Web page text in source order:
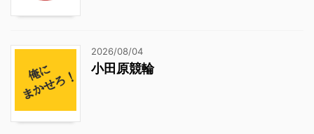
2026/08/04
小田原競輪